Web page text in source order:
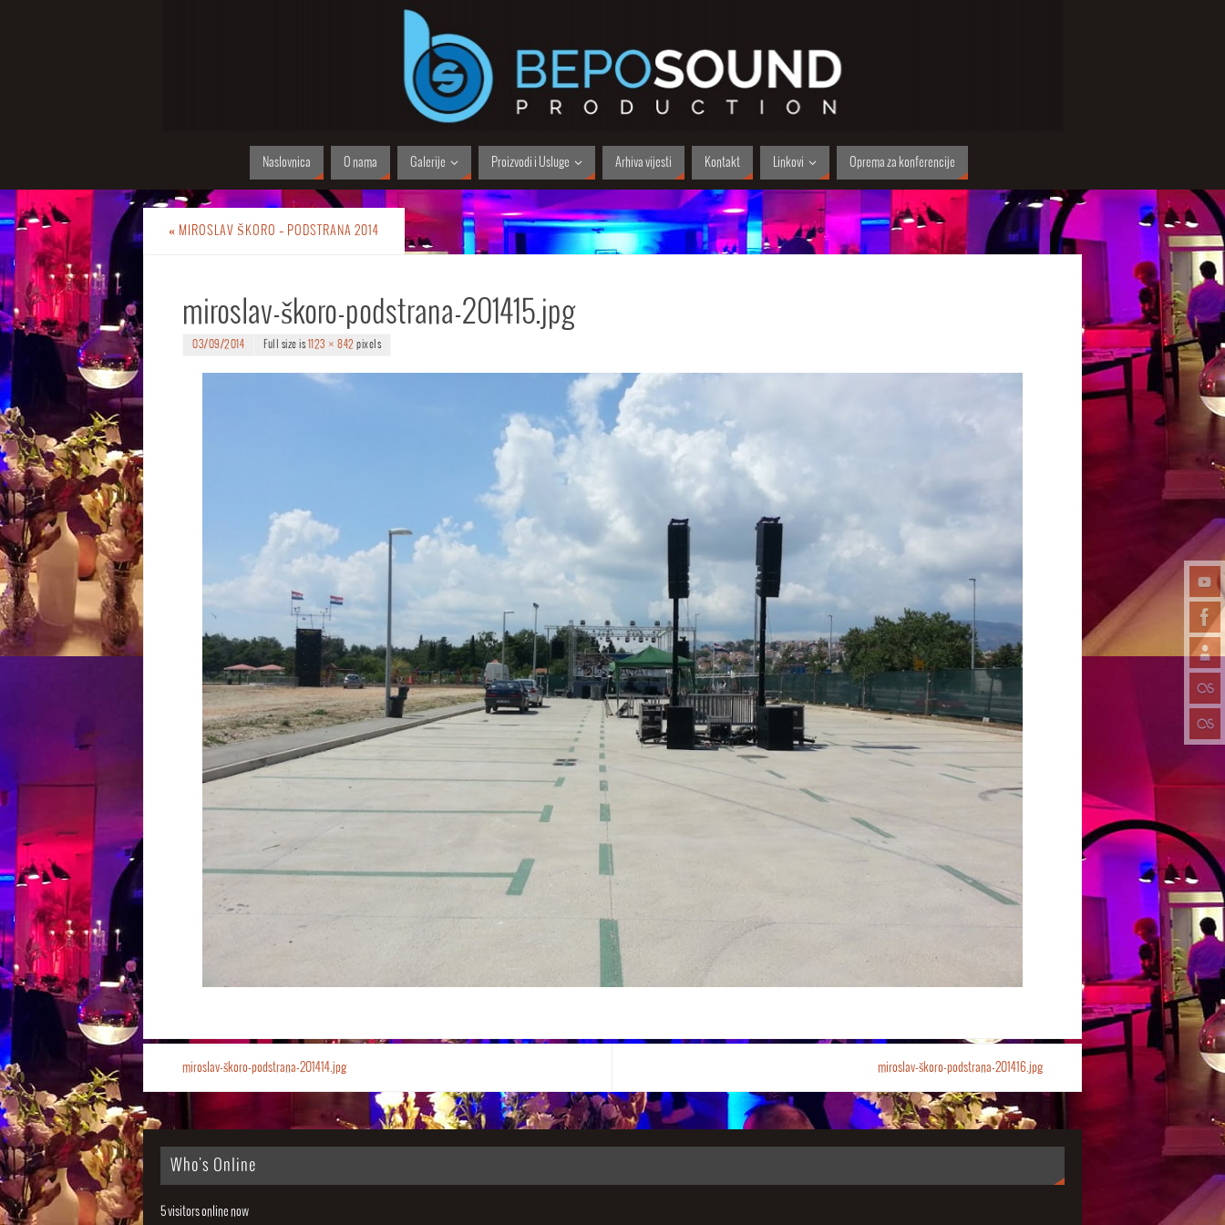
Naslovnica O nama Galerije Proizvodi i Usluge Arhiva vijesti Kontakt Linkovi Oprema za konferencije
« MIROSLAV ŠKORO – PODSTRANA 2014
miroslav-škoro-podstrana-201415.jpg
03/09/2014 Full size is 1123 × 842 pixels
miroslav-škoro-podstrana-201414.jpg miroslav-škoro-podstrana-201416.jpg
Who's Online
5 visitors online now